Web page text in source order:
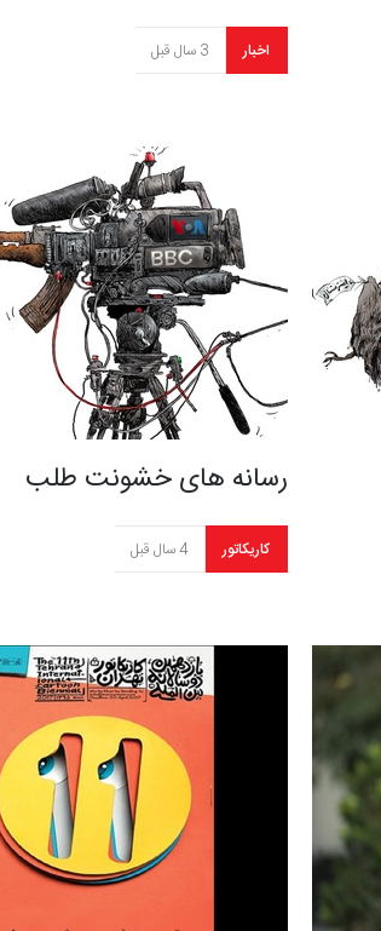
اخبار 3 سال قبل
رسانه های خشونت طلب
کاریکاتور 4 سال قبل